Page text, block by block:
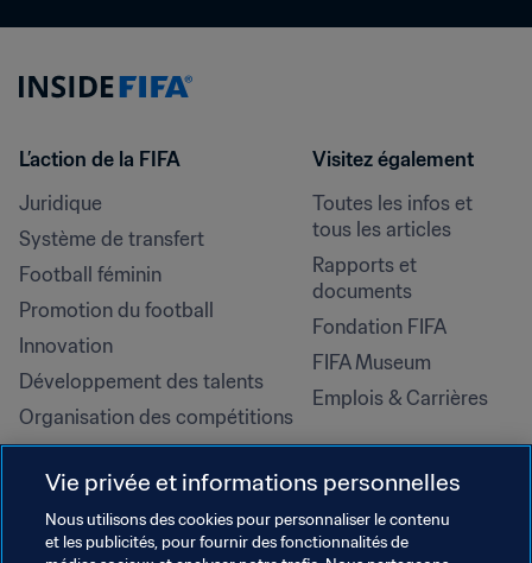
L’action de la FIFA
Juridique
Système de transfert
Football féminin
Promotion du football
Innovation
Développement des talents
Organisation des compétitions
Développement durable
Droits de l'homme et lutte contre
la discrimination
Santé et médical
Visitez également
Toutes les infos et
tous les articles
Rapports et
documents
Fondation FIFA
FIFA Museum
Emplois & Carrières
Vie privée et informations personnelles
Nous utilisons des cookies pour personnaliser le contenu
et les publicités, pour fournir des fonctionnalités de